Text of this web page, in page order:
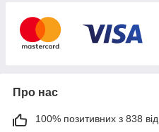
Про нас
100% позитивних з 838